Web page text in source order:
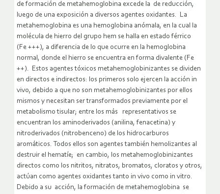
de formación de metahemoglobina excede la de reducción,
luego de una exposición a diversos agentes oxidantes. La
metahemoglobina es una hemoglobina anómala, en la cual la
molécula de hierro del grupo hem se halla en estado férrico
(Fe +++), a diferencia de lo que ocurre en la hemoglobina
normal, donde el hierro se encuentra en forma divalente (Fe
++). Estos agentes tóxicos metahemoglobinizantes se dividen
en directos e indirectos: los primeros solo ejercen la acción in
vivo, debido a que no son metahemoglobinizantes por ellos
mismos y necesitan ser transformados previamente por el
metabolismo tisular; entre los más representativos se
encuentran los aminoderivados (anilina, fenacetina) y
nitroderivados (nitrobenceno) de los hidrocarburos
aromáticos. Todos ellos son agentes también hemolizantes al
destruir el hematíe; en cambio, los metahemoglobinizantes
directos como los nitritos, nitratos, bromatos, cloratos y otros,
actúan como agentes oxidantes tanto in vivo como in vitro.
Debido a su acción, la formación de metahemoglobina se